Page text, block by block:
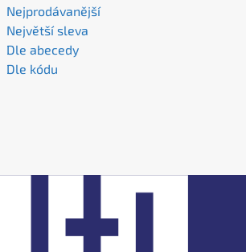
Nejprodávanější
Největší sleva
Dle abecedy
Dle kódu